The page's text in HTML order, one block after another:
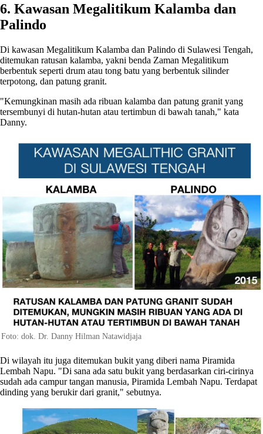
6. Kawasan Megalitikum Kalamba dan
Palindo
Di kawasan Megalitikum Kalamba dan Palindo di Sulawesi Tengah,
ditemukan ratusan kalamba, yakni benda Zaman Megalitikum
berbentuk seperti drum atau tong batu yang berbentuk silinder
terpotong, dan patung granit.
"Kemungkinan masih ada ribuan kalamba dan patung granit yang
tersembunyi di hutan-hutan atau tertimbun di bawah tanah," kata
Danny.
Foto: dok. Dr. Danny Hilman Natawidjaja
Di wilayah itu juga ditemukan bukit yang diberi nama Piramida
Lembah Napu. "Di sana ada satu bukit yang berdasarkan ciri-cirinya
sudah ada campur tangan manusia, Piramida Lembah Napu. Terdapat
dinding yang berukir dari granit," sebutnya.